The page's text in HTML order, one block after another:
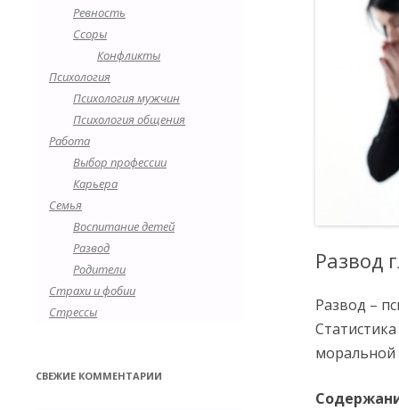
Ревность
Ссоры
Конфликты
Психология
Психология мужчин
Психология общения
Работа
Выбор профессии
Карьера
Семья
Воспитание детей
Развод
Родители
Страхи и фобии
Стрессы
СВЕЖИЕ КОММЕНТАРИИ
Развод
Развод –
моральной